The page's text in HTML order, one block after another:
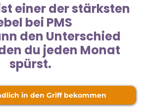
einer der stärksten
bei PMS
den Unterschied
du jeden Monat
spürst.
in den Griff bekommen